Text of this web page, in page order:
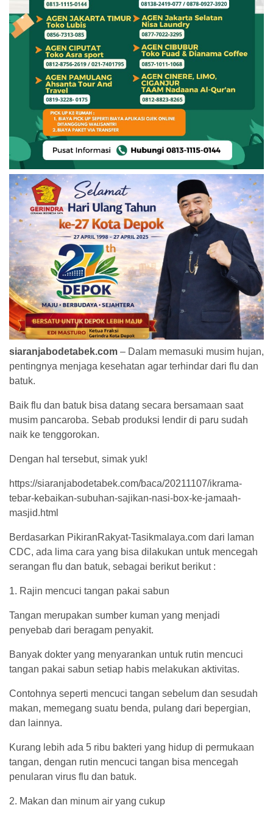
siaranjabodetabek.com – Dalam memasuki musim hujan,
pentingnya menjaga kesehatan agar terhindar dari flu dan
batuk.
Baik flu dan batuk bisa datang secara bersamaan saat
musim pancaroba. Sebab produksi lendir di paru sudah
naik ke tenggorokan.
Dengan hal tersebut, simak yuk!
https://siaranjabodetabek.com/baca/20211107/ikrama-
tebar-kebaikan-subuhan-sajikan-nasi-box-ke-jamaah-
masjid.html
Berdasarkan PikiranRakyat-Tasikmalaya.com dari laman
CDC, ada lima cara yang bisa dilakukan untuk mencegah
serangan flu dan batuk, sebagai berikut berikut :
1. Rajin mencuci tangan pakai sabun
Tangan merupakan sumber kuman yang menjadi
penyebab dari beragam penyakit.
Banyak dokter yang menyarankan untuk rutin mencuci
tangan pakai sabun setiap habis melakukan aktivitas.
Contohnya seperti mencuci tangan sebelum dan sesudah
makan, memegang suatu benda, pulang dari bepergian,
dan lainnya.
Kurang lebih ada 5 ribu bakteri yang hidup di permukaan
tangan, dengan rutin mencuci tangan bisa mencegah
penularan virus flu dan batuk.
2. Makan dan minum air yang cukup